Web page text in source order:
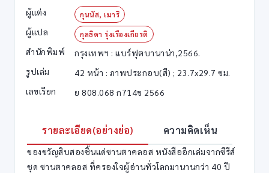
ผู้แต่ง
กุนนัส, เมาริ
ผู้แปล กุลธิดา รุ่งเรืองเกียรติ
สำนักพิมพ์
กรุงเทพฯ : แบร์ฟุตบานาน่า,2566.
รูปเล่ม
42 หน้า : ภาพประกอบ(สี) ; 23.7x29.7 ซม.
เลขเรียก
ย 808.068 ก714ข 2566
รายละเอียด(อย่างย่อ) ความคิดเห็น
ของขวัญสิบสองชิ้นแด่ซานตาคลอส หนังสืออีกเล่มจากซีรีส์
ชุด ซานตาคลอส ที่ครองใจผู้อ่านทั่วโลกมานานกว่า 40 ปี